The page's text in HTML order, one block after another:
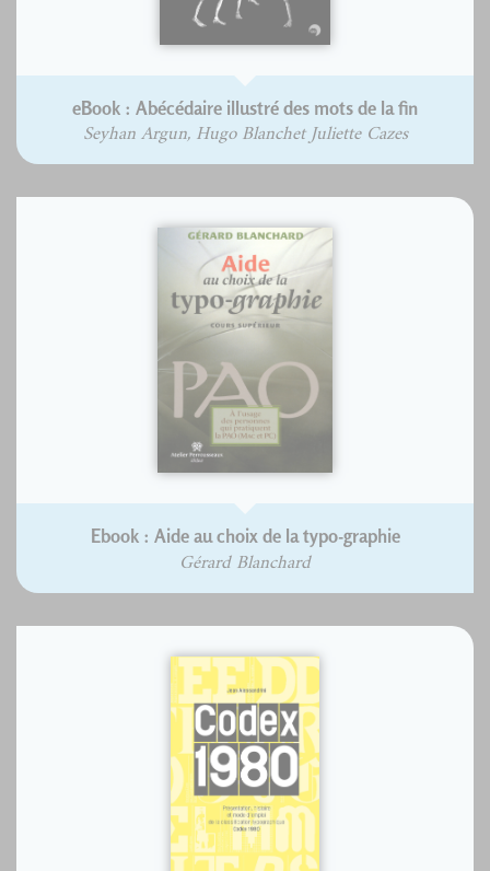
eBook : Abécédaire illustré des mots de la fin
Seyhan Argun, Hugo Blanchet Juliette Cazes
Ebook : Aide au choix de la typo-graphie
Gérard Blanchard